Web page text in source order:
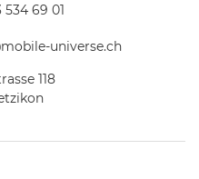
534 69 01
universe.ch
118